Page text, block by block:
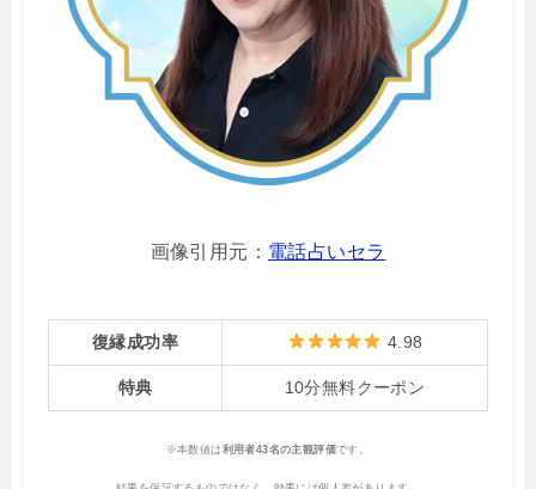
画像引用元： 電話占いセラ
復縁成功率 4.98
特典 10分無料クーポン
※本数値は 利用者43名の主観評価です。